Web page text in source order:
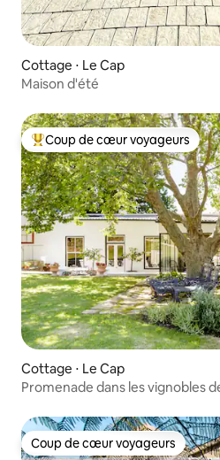
Cottage ⋅ Le Cap
Maison d'été
Coups de cœur voyageurs les
Coup de cœur voyageurs
Cottage ⋅ Le Cap
Promenade dans les vignobles
Coup de cœur voyageurs
Coup de cœur voyageurs